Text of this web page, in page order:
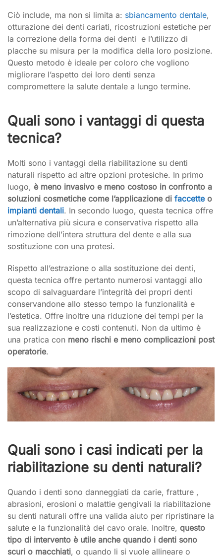
Ciò include, ma non si limita a: sbiancamento dentale,
otturazione dei denti cariati, ricostruzioni estetiche per
la correzione della forma dei denti e l’utilizzo di
placche su misura per la modifica della loro posizione.
Questo metodo è ideale per coloro che vogliono
migliorare l’aspetto dei loro denti senza
compromettere la salute dentale a lungo termine.
Quali sono i vantaggi di questa
tecnica?
Molti sono i vantaggi della riabilitazione su denti
naturali rispetto ad altre opzioni protesiche. In primo
luogo, è meno invasivo e meno costoso in confronto a
soluzioni cosmetiche come l’applicazione di faccetteo
impianti dentali. In secondo luogo, questa tecnica offre
un’alternativa più sicura e conservativa rispetto alla
rimozione dell’intera struttura del dente e alla sua
sostituzione con una protesi.
Rispetto all’estrazione o alla sostituzione dei denti,
questa tecnica offre pertanto numerosi vantaggi allo
scopo di salvaguardare l’integrità dei propri denti
conservandone allo stesso tempo la funzionalità e
l’estetica. Offre inoltre una riduzione dei tempi per la
sua realizzazione e costi contenuti. Non da ultimo è
una pratica con meno rischi e meno complicazioni post
operatorie.
Quali sono i casi indicati per la
riabilitazione su denti naturali?
Quando i denti sono danneggiati da carie, fratture ,
abrasioni, erosioni o malattie gengivali la riabilitazione
su denti naturali offre una valida aiuto per ripristinare la
salute e la funzionalità del cavo orale. Inoltre, questo
tipo di intervento è utile anche quando i denti sono
scuri o macchiati, o quando li si vuole allineare o